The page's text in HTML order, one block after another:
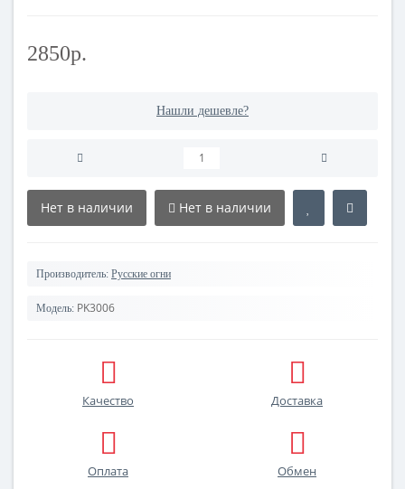
2850р.
Нашли дешевле?
Нет в наличии Нет в наличии
Производитель: Русские огни
Модель: PK3006
Качество Доставка
Оплата Обмен